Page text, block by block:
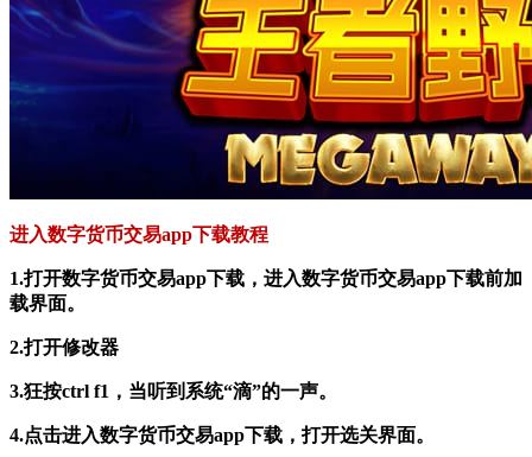
进入数字货币交易app下载教程
1.打开数字货币交易app下载，进入数字货币交易app下载前加
载界面。
2.打开修改器
3.狂按ctrl f1，当听到系统“滴”的一声。
4.点击进入数字货币交易app下载，打开选关界面。